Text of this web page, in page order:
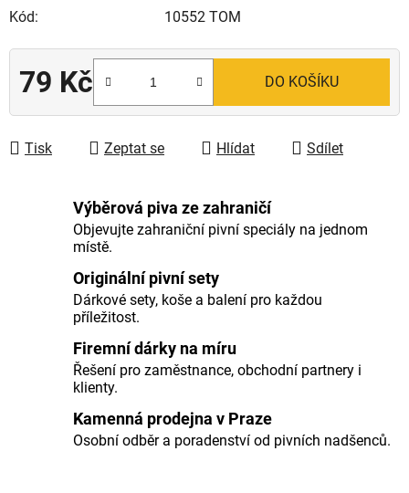
Kód:
10552 TOM
79 Kč
Měrná cena:
DO KOŠÍKU
Tisk Zeptat se Hlídat Sdílet
Výběrová piva ze zahraničí
Objevujte zahraniční pivní speciály na jednom
místě.
Originální pivní sety
Dárkové sety, koše a balení pro každou
příležitost.
Firemní dárky na míru
Řešení pro zaměstnance, obchodní partnery i
klienty.
Kamenná prodejna v Praze
Osobní odběr a poradenství od pivních nadšenců.